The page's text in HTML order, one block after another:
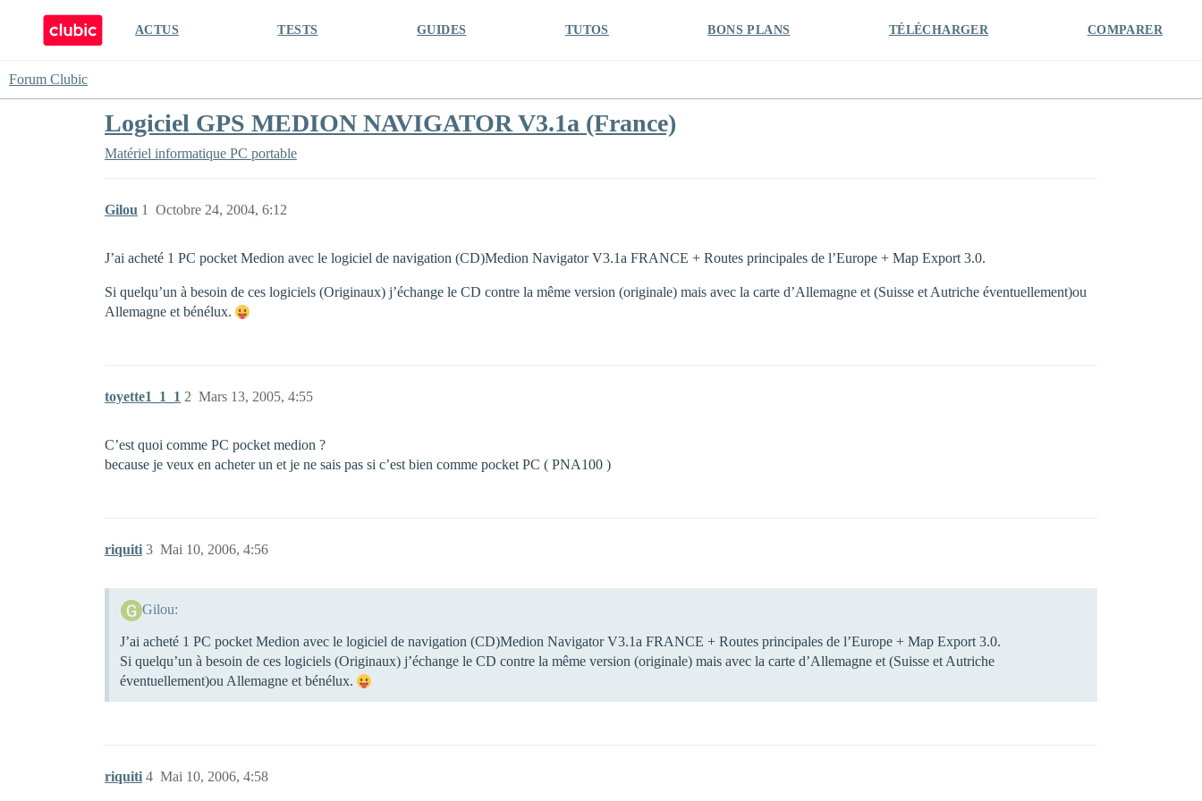
ACTUS TESTS GUIDES TUTOS BONS PLANS TÉLÉCHARGER COMPARER
Forum Clubic
Logiciel GPS MEDION NAVIGATOR V3.1a (France)
Matériel informatique PC portable
Gilou Octobre 24, 2004, 6:12
1
J’ai acheté 1 PC pocket Medion avec le logiciel de navigation (CD)Medion Navigator V3.1a FRANCE + Routes principales de l’Europe + Map Export 3.0.
Si quelqu’un à besoin de ces logiciels (Originaux) j’échange le CD contre la même version (originale) mais avec la carte d’Allemagne et (Suisse et Autriche éventuellement)ou
Allemagne et bénélux.
toyette1_1_1 Mars 13, 2005, 4:55
2
C’est quoi comme PC pocket medion ?
because je veux en acheter un et je ne sais pas si c’est bien comme pocket PC ( PNA100 )
riquiti Mai 10, 2006, 4:56
3
Gilou:
J’ai acheté 1 PC pocket Medion avec le logiciel de navigation (CD)Medion Navigator V3.1a FRANCE + Routes principales de l’Europe + Map Export 3.0.
Si quelqu’un à besoin de ces logiciels (Originaux) j’échange le CD contre la même version (originale) mais avec la carte d’Allemagne et (Suisse et Autriche
éventuellement)ou Allemagne et bénélux.
riquiti Mai 10, 2006, 4:58
4